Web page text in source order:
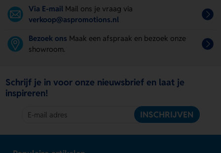
Via E-mail Mail ons je vraag via
verkoop@aspromotions.nl
Bezoek ons Maak een afspraak en bezoek onze
showroom.
Schrijf je in voor onze nieuwsbrief en laat je
inspireren!
INSCHRIJVEN